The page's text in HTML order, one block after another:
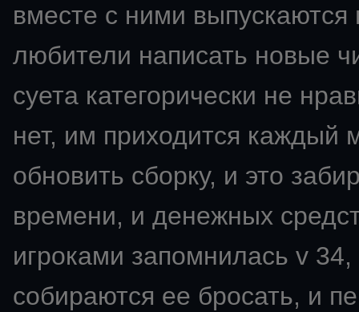
вместе с ними
любители написать новые
суета категорически не
нет, им приходится каждый
обновить сборку, и это
времени, и денежных
игроками запомнилась v
собираются ее бросать, и